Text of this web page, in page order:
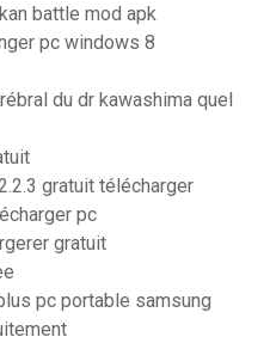
battle mod apk
pc windows 8
du dr kawashima quel
gratuit télécharger
pc
gratuit
pc portable samsung